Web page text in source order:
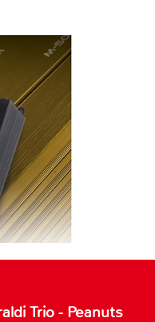
Trio - Peanuts